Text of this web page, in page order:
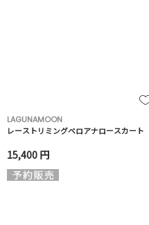
LAGUNAMOON
レーストリミングベロアナロースカート
15,400 円